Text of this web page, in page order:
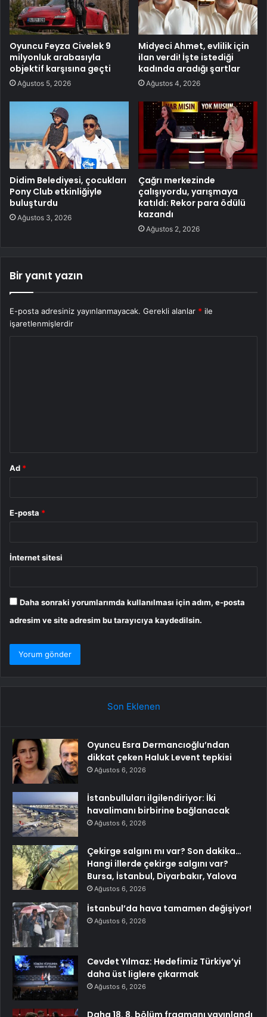
Oyuncu Feyza Civelek 9
milyonluk arabasıyla
objektif karşısına geçti
Ağustos 5, 2026
Midyeci Ahmet, evlilik için
ilan verdi! İşte istediği
kadında aradığı şartlar
Ağustos 4, 2026
Didim Belediyesi, çocukları
Pony Club etkinliğiyle
buluşturdu
Ağustos 3, 2026
Çağrı merkezinde
çalışıyordu, yarışmaya
katıldı: Rekor para ödülü
kazandı
Ağustos 2, 2026
Bir yanıt yazın
E-posta adresiniz yayınlanmayacak. Gerekli alanlar * ile
işaretlenmişlerdir
Ad *
E-posta *
İnternet sitesi
Daha sonraki yorumlarımda kullanılması için adım, e-posta
adresim ve site adresim bu tarayıcıya kaydedilsin.
Son Eklenen
Oyuncu Esra Dermancıoğlu’ndan
dikkat çeken Haluk Levent tepkisi
Ağustos 6, 2026
İstanbulluları ilgilendiriyor: İki
havalimanı birbirine bağlanacak
Ağustos 6, 2026
Çekirge salgını mı var? Son dakika…
Hangi illerde çekirge salgını var?
Bursa, İstanbul, Diyarbakır, Yalova
Ağustos 6, 2026
İstanbul’da hava tamamen değişiyor!
Ağustos 6, 2026
Cevdet Yılmaz: Hedefimiz Türkiye’yi
daha üst liglere çıkarmak
Ağustos 6, 2026
Daha 18. 8. bölüm fragmanı yayınlandı